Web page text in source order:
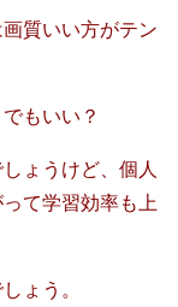
質いい方がテン
もいい？
ょうけど、個人
て学習効率も上
ょう。